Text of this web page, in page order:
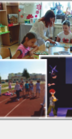
Skip to main